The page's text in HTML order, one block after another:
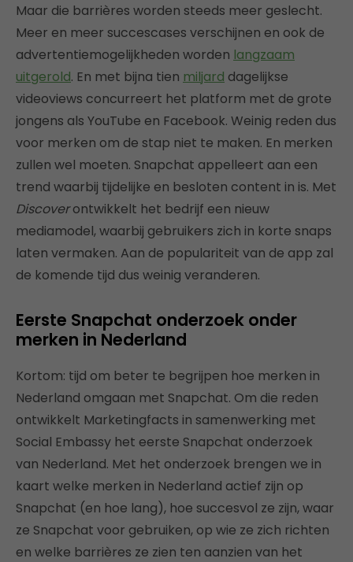
Maar die barrières worden steeds meer geslecht.
Meer en meer succescases verschijnen en ook de
advertentiemogelijkheden worden langzaam
uitgerold. En met bijna tien miljard dagelijkse
videoviews concurreert het platform met de grote
jongens als YouTube en Facebook. Weinig reden dus
voor merken om de stap niet te maken. En merken
zullen wel moeten. Snapchat appelleert aan een
trend waarbij tijdelijke en besloten content in is. Met
Discoverontwikkelt het bedrijf een nieuw
mediamodel, waarbij gebruikers zich in korte snaps
laten vermaken. Aan de populariteit van de app zal
de komende tijd dus weinig veranderen.
Eerste Snapchat onderzoek onder
merken in Nederland
Kortom: tijd om beter te begrijpen hoe merken in
Nederland omgaan met Snapchat. Om die reden
ontwikkelt Marketingfacts in samenwerking met
Social Embassy het eerste Snapchat onderzoek
van Nederland. Met het onderzoek brengen we in
kaart welke merken in Nederland actief zijn op
Snapchat (en hoe lang), hoe succesvol ze zijn, waar
ze Snapchat voor gebruiken, op wie ze zich richten
en welke barrières ze zien ten aanzien van het